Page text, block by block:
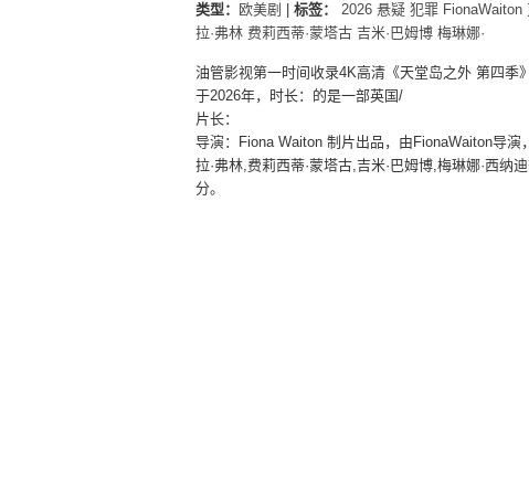
类型： 欧美剧 标签： 2026 悬疑 犯罪 FionaWaiton
拉·弗林 费莉西蒂·蒙塔古 吉米·巴姆博 梅琳娜·
油管影视第一时间收录4K高清《天堂岛之外 第四
于2026年，时长：的是一部英国/
片长：
导演：
Fiona Waiton 制片出品，由FionaWaiton导演
拉·弗林,费莉西蒂·蒙塔古,吉米·巴姆博,梅琳娜·西纳
分。